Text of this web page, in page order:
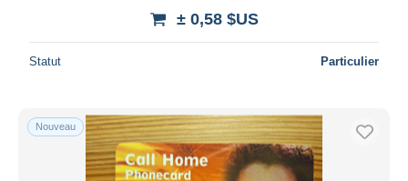
± 0,58 $US
Statut Particulier
Nouveau